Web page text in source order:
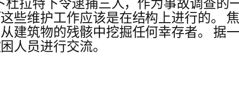
些维护工作应该是在结构上进行的。
建筑物的残骸中挖掘任何幸存者。 据
人员进行交流。